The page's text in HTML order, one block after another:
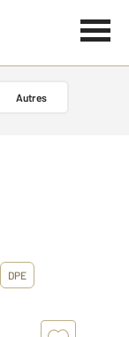
Autres
DPE